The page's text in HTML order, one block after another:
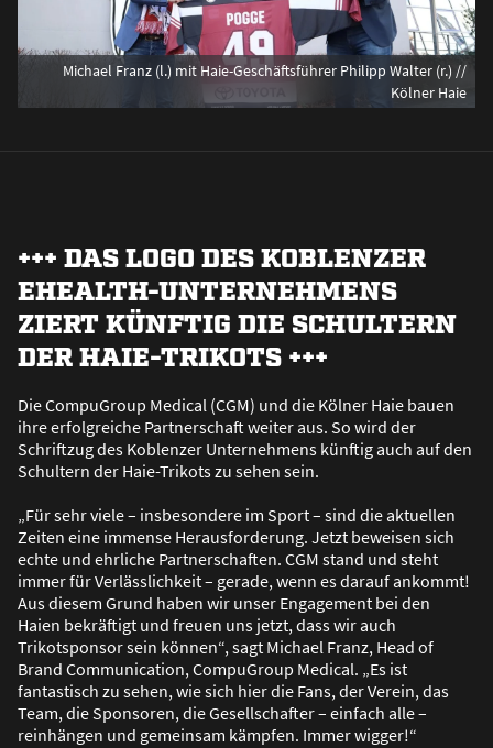
Michael Franz (l.) mit Haie-Geschäftsführer Philipp Walter (r.) //
Kölner Haie
+++ DAS LOGO DES KOBLENZER
EHEALTH-UNTERNEHMENS
ZIERT KÜNFTIG DIE SCHULTERN
DER HAIE-TRIKOTS +++
Die CompuGroup Medical (CGM) und die Kölner Haie bauen
ihre erfolgreiche Partnerschaft weiter aus. So wird der
Schriftzug des Koblenzer Unternehmens künftig auch auf den
Schultern der Haie-Trikots zu sehen sein.
„Für sehr viele – insbesondere im Sport – sind die aktuellen
Zeiten eine immense Herausforderung. Jetzt beweisen sich
echte und ehrliche Partnerschaften. CGM stand und steht
immer für Verlässlichkeit – gerade, wenn es darauf ankommt!
Aus diesem Grund haben wir unser Engagement bei den
Haien bekräftigt und freuen uns jetzt, dass wir auch
Trikotsponsor sein können“, sagt Michael Franz, Head of
Brand Communication, CompuGroup Medical. „Es ist
fantastisch zu sehen, wie sich hier die Fans, der Verein, das
Team, die Sponsoren, die Gesellschafter – einfach alle –
reinhängen und gemeinsam kämpfen. Immer wigger!“